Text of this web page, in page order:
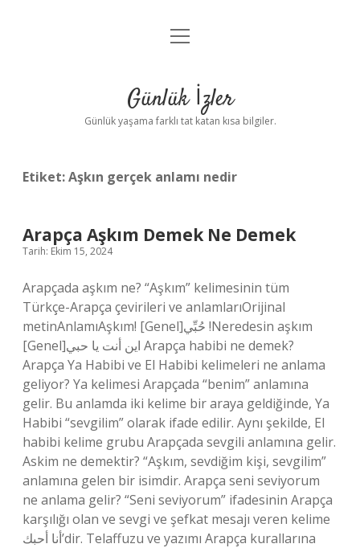
Anasayfa
Yasal Uyarı
menüyü
Günlük İzler
Günlük yaşama farklı tat katan kısa bilgiler.
Etiket:Aşkın gerçek anlamı nedir
Arapça Aşkım Demek Ne Demek
Tarih: Ekim 15, 2024
Arapçada aşkım ne? “Aşkım” kelimesinin tüm
Türkçe-Arapça çevirileri ve anlamlarıOrijinal
metinAnlamıAşkım! [Genel]حُبِّي !Neredesin aşkım
[Genel]اين أنت يا حبي Arapça habibi ne demek?
Arapça Ya Habibi ve El Habibi kelimeleri ne anlama
geliyor? Ya kelimesi Arapçada “benim” anlamına
gelir. Bu anlamda iki kelime bir araya geldiğinde, Ya
Habibi “sevgilim” olarak ifade edilir. Aynı şekilde, El
habibi kelime grubu Arapçada sevgili anlamına gelir.
Askim ne demektir? “Aşkım, sevdiğim kişi, sevgilim”
anlamına gelen bir isimdir. Arapça seni seviyorum
ne anlama gelir? “Seni seviyorum” ifadesinin Arapça
karşılığı olan ve sevgi ve şefkat mesajı veren kelime
أنا أحبك’dir. Telaffuzu ve yazımı Arapça kurallarına